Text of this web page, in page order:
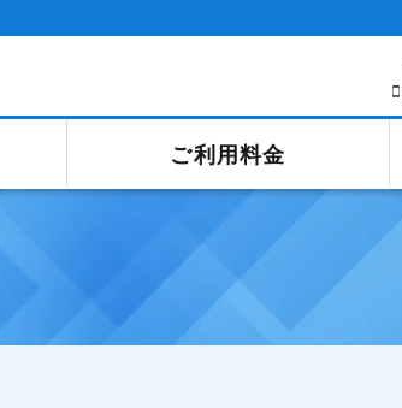
ご利用料金